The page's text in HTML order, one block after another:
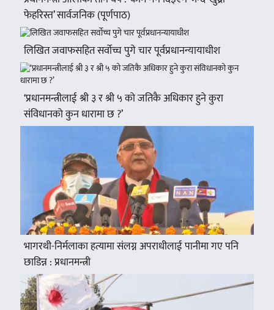
फेहरिस्त’ सार्वजनिक (पूर्णपाठ)
लिखित जवाफसहित सर्वोच्च पुगे चार पूर्वप्रधानन्यायाधीश
‘प्रधानमन्त्रीलाई श्री ३ र श्री ५ को जतिकै अधिकार हुने कुरा
संविधानको कुन धारामा छ ?’
भागरथी-निर्मलाका हत्यामा संलग्न अपराधीलाई पानीमा गए पनि
छाडिन्न : प्रधानमन्त्री